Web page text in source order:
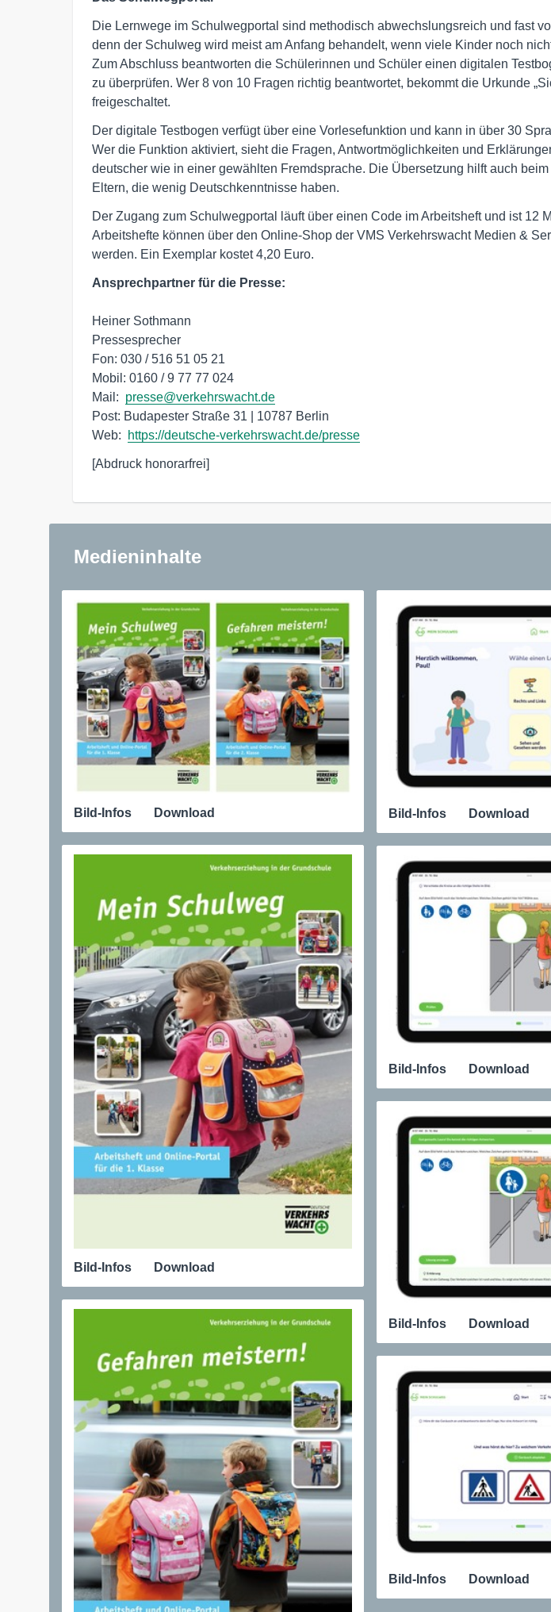
Die Lernwege im Schulwegportal sind methodisch abwechslungsreich und fast
denn der Schulweg wird meist am Anfang behandelt, wenn viele Kinder noch
Zum Abschluss beantworten die Schülerinnen und Schüler einen digitalen
zu überprüfen. Wer 8 von 10 Fragen richtig beantwortet, bekommt die Urkunde
freigeschaltet.
Der digitale Testbogen verfügt über eine Vorlesefunktion und kann in über 30
Wer die Funktion aktiviert, sieht die Fragen, Antwortmöglichkeiten und
deutscher wie in einer gewählten Fremdsprache. Die Übersetzung hilft auch
Eltern, die wenig Deutschkenntnisse haben.
Der Zugang zum Schulwegportal läuft über einen Code im Arbeitsheft und ist 12
Arbeitshefte können über den Online-Shop der VMS Verkehrswacht Medien &
werden. Ein Exemplar kostet 4,20 Euro.
Ansprechpartner für die Presse:
Heiner Sothmann
Pressesprecher
Fon: 030 / 516 51 05 21
Mobil: 0160 / 9 77 77 024
Mail: presse@verkehrswacht.de
Post: Budapester Straße 31 | 10787 Berlin
Web:
https://deutsche-verkehrswacht.de/presse
[Abdruck honorarfrei]
Medieninhalte
Bild-Infos Download
Bild-Infos Download
Bild-Infos Download
Bild-Infos Download
Bild-Infos Download
Bild-Infos Download